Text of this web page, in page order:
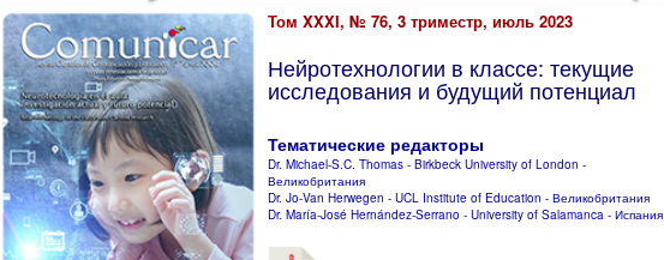
Том XXXI, № 76, 3 триместр, июль 2023
Нейротехнологии в классе: текущие
исследования и будущий потенциал
Тематические редакторы
Dr. Michael-S.C. Thomas - Birkbeck University of London -
Великобритания
Dr. Jo-Van Herwegen - UCL Institute of Education - Великобритания
Dr. María-José Hernández-Serrano - University of Salamanca - Испания